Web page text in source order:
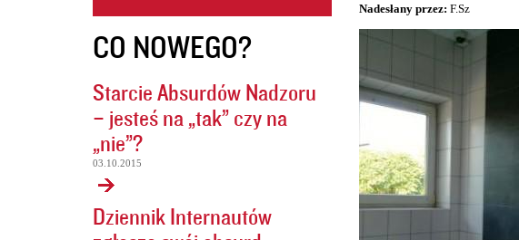
CO NOWEGO?
Starcie Absurdów Nadzoru
– jesteś na „tak” czy na
„nie”?
03.10.2015
Dziennik Internautów
Nadesłany przez: F.Sz